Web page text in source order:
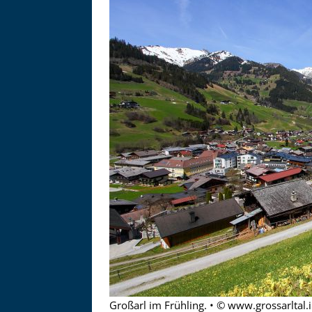
Großarl im Frühling. • ©
Asitzbahn - Leogang - Bilder
Schau Dir hier Bilder der
an.